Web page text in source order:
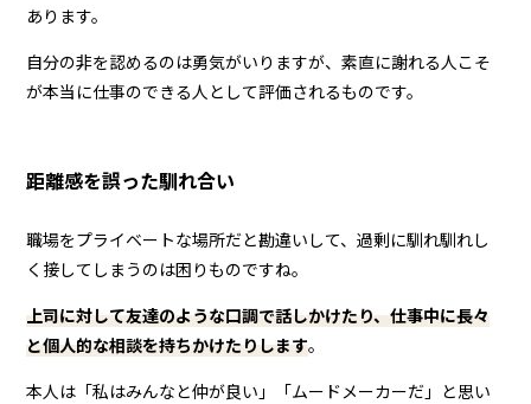
あります。
自分の非を認めるのは勇気がいりますが、素直に謝れる人こそ
が本当に仕事のできる人として評価されるものです。
距離感を誤った馴れ合い
職場をプライベートな場所だと勘違いして、過剰に馴れ馴れし
く接してしまうのは困りものですね。
上司に対して友達のような口調で話しかけたり、仕事中に長々
と個人的な相談を持ちかけたりします。
本人は「私はみんなと仲が良い」「ムードメーカーだ」と思い